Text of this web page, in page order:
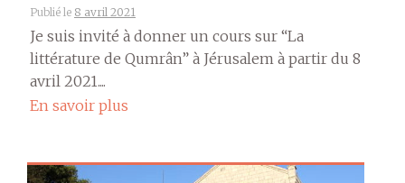
Publié le 8 avril 2021
Je suis invité à donner un cours sur “La
littérature de Qumrân” à Jérusalem à partir du 8
avril 2021....
En savoir plus